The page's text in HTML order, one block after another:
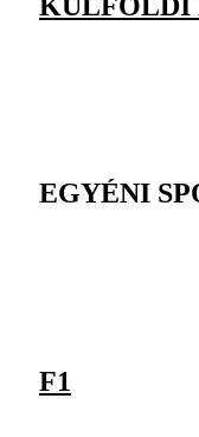
EGYÉNI
F1